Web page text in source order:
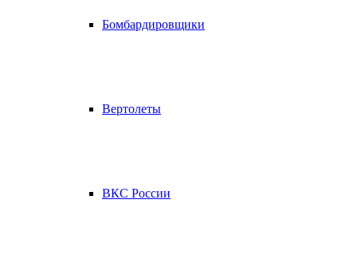
Бомбардировщики
Вертолеты
ВКС России